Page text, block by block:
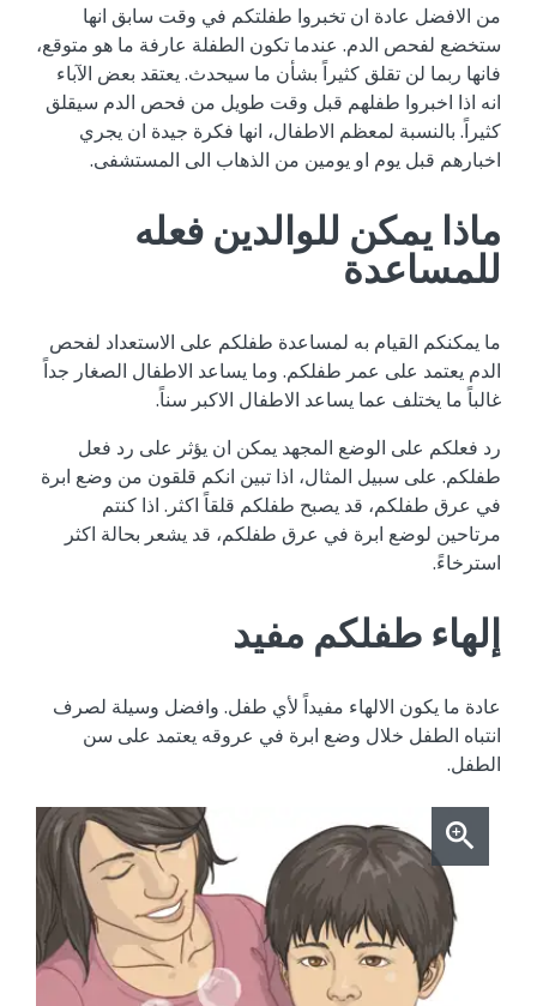
من الافضل عادة ان تخبروا طفلتكم في وقت سابق انها
ستخضع لفحص الدم. عندما تكون الطفلة عارفة ما هو متوقع،
فانها ربما لن تقلق كثيراً بشأن ما سيحدث. يعتقد بعض الآباء
انه اذا اخبروا طفلهم قبل وقت طويل من فحص الدم سيقلق
كثيراً. بالنسبة لمعظم الاطفال، انها فكرة جيدة ان يجري
اخبارهم قبل يوم او يومين من الذهاب الى المستشفى.
ماذا يمكن للوالدين فعله
للمساعدة
ما يمكنكم القيام به لمساعدة طفلكم على الاستعداد لفحص
الدم يعتمد على عمر طفلكم. وما يساعد الاطفال الصغار جداً
غالباً ما يختلف عما يساعد الاطفال الاكبر سناً.
رد فعلكم على الوضع المجهد يمكن ان يؤثر على رد فعل
طفلكم. على سبيل المثال، اذا تبين انكم قلقون من وضع ابرة
في عرق طفلكم، قد يصبح طفلكم قلقاً اكثر. اذا كنتم
مرتاحين لوضع ابرة في عرق طفلكم، قد يشعر بحالة اكثر
استرخاءً.
إلهاء طفلكم مفيد
عادة ما يكون الالهاء مفيداً لأي طفل. وافضل وسيلة لصرف
انتباه الطفل خلال وضع ابرة في عروقه يعتمد على سن
الطفل.